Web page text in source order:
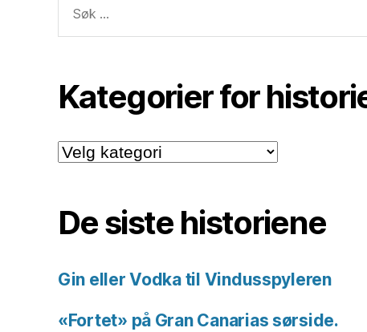
etter:
Kategorier for
Kategorier
for
De siste historiene
Gin eller Vodka til Vindusspyleren
«Fortet» på Gran Canarias sørside.